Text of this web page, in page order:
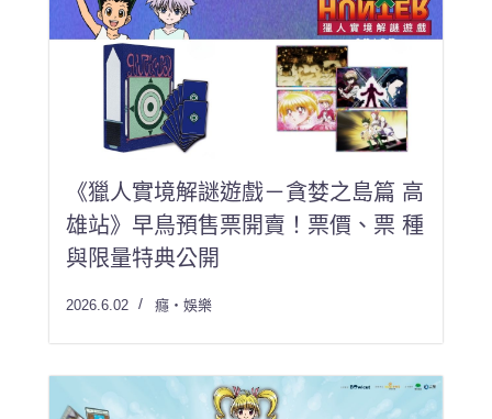
《獵人實境解謎遊戲－貪婪之島篇 高
雄站》早鳥預售票開賣！票價、票 種
與限量特典公開
2026.6.02 癮・娛樂